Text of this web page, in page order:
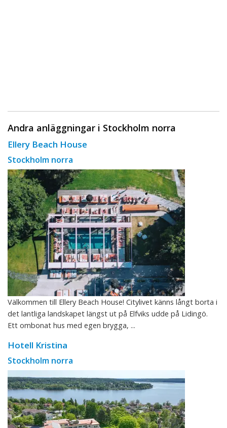
Andra anläggningar i Stockholm norra
Ellery Beach House
Stockholm norra
Välkommen till Ellery Beach House! Citylivet känns långt borta i
det lantliga landskapet längst ut på Elfviks udde på Lidingö.
Ett ombonat hus med egen brygga, ...
Hotell Kristina
Stockholm norra